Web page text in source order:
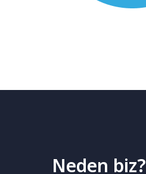
Neden biz?